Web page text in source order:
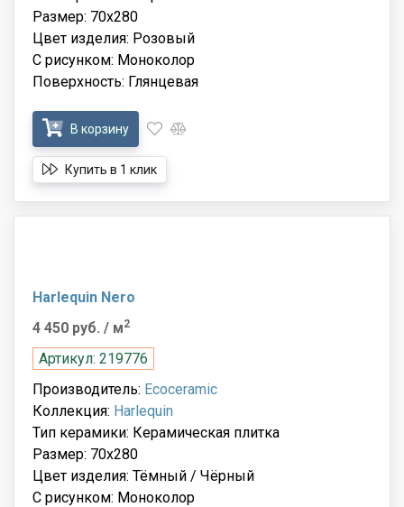
Размер: 70x280
Цвет изделия: Розовый
С рисунком: Моноколор
Поверхность: Глянцевая
В корзину
Купить в 1 клик
Harlequin Nero
4 450 руб. / м2
Артикул: 219776
Производитель: Ecoceramic
Коллекция: Harlequin
Тип керамики: Керамическая плитка
Размер: 70x280
Цвет изделия: Тёмный / Чёрный
С рисунком: Моноколор